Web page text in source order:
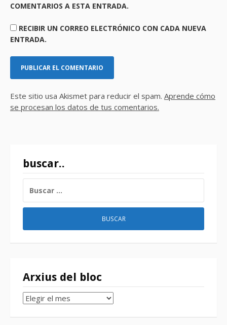
COMENTARIOS A ESTA ENTRADA.
RECIBIR UN CORREO ELECTRÓNICO CON CADA NUEVA
ENTRADA.
Este sitio usa Akismet para reducir el spam. Aprende cómo
se procesan los datos de tus comentarios.
buscar..
Arxius del bloc
Arxius
bloc